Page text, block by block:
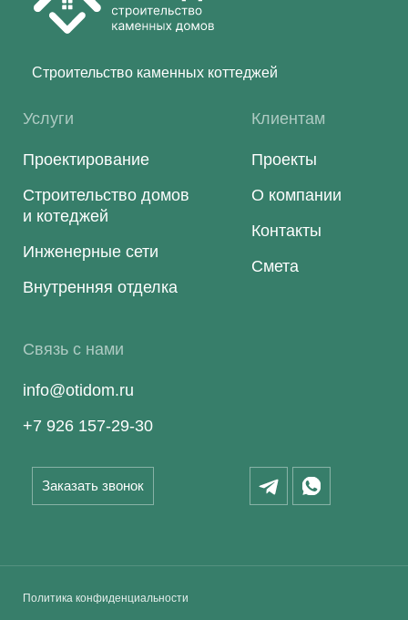
Строительство каменных коттеджей
Услуги
Проектирование
Строительство домов
и котеджей
Инженерные сети
Внутренняя отделка
Клиентам
Проекты
О компании
Контакты
Смета
Связь с нами
info@otidom.ru
+7 926 157-29-30
Заказать звонок
Политика конфиденциальности